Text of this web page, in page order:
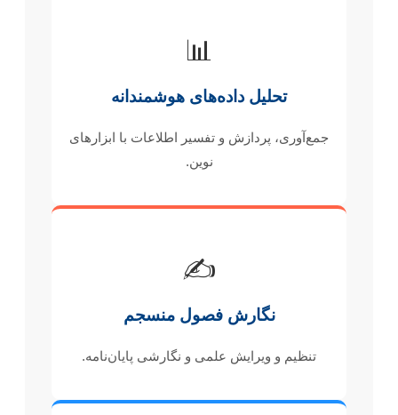
📊
تحلیل داده‌های هوشمندانه
جمع‌آوری، پردازش و تفسیر اطلاعات با ابزارهای
نوین.
✍️
نگارش فصول منسجم
تنظیم و ویرایش علمی و نگارشی پایان‌نامه.